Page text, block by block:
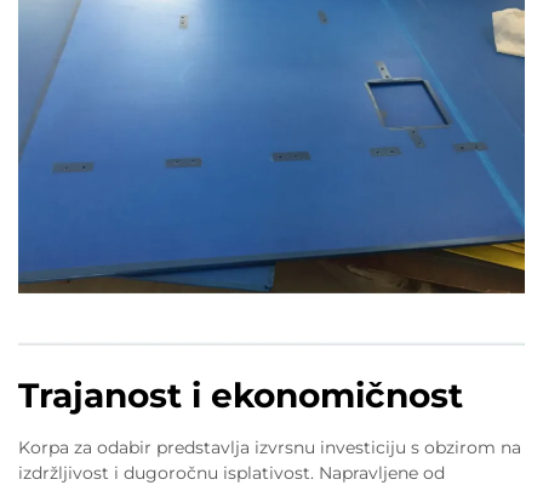
Trajanost i ekonomičnost
Korpa za odabir predstavlja izvrsnu investiciju s obzirom na
izdržljivost i dugoročnu isplativost. Napravljene od